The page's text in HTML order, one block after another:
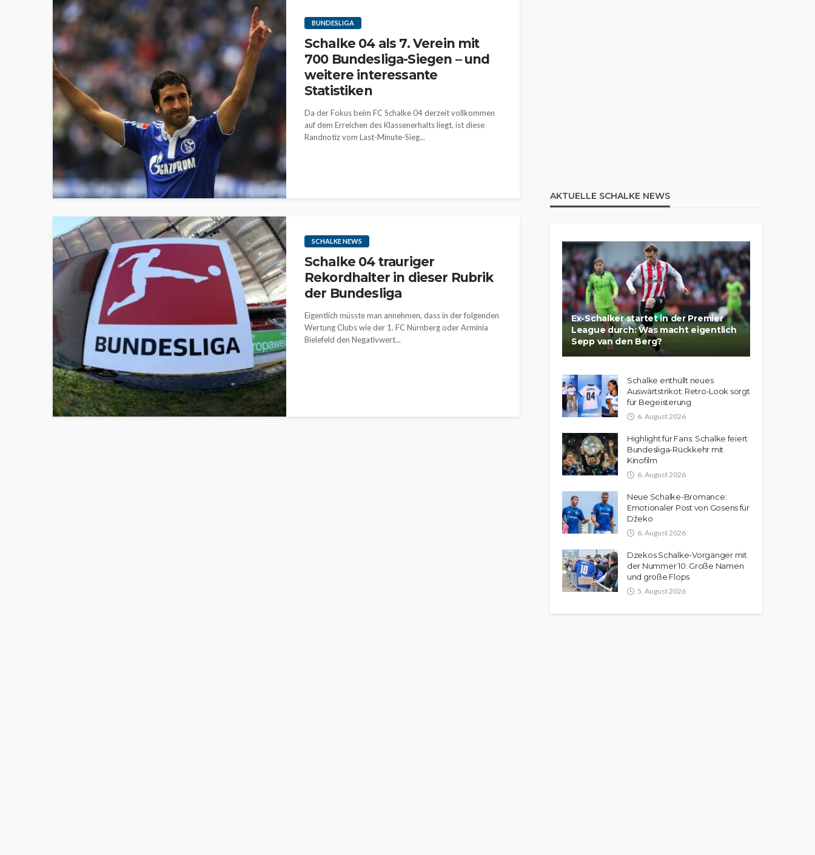
BUNDESLIGA
Schalke 04 als 7. Verein mit
700 Bundesliga-Siegen – und
weitere interessante
Statistiken
Da der Fokus beim FC Schalke 04 derzeit vollkommen
auf dem Erreichen des Klassenerhalts liegt, ist diese
Randnotiz vom Last-Minute-Sieg...
SCHALKE NEWS
Schalke 04 trauriger
Rekordhalter in dieser Rubrik
der Bundesliga
Eigentlich müsste man annehmen, dass in der folgenden
Wertung Clubs wie der 1. FC Nürnberg oder Arminia
Bielefeld den Negativwert...
AKTUELLE SCHALKE NEWS
Ex-Schalker startet in der Premier
League durch: Was macht eigentlich
Sepp van den Berg?
Schalke enthüllt neues
Auswärtstrikot: Retro-Look sorgt
für Begeisterung
6. August 2026
Highlight für Fans: Schalke feiert
Bundesliga-Rückkehr mit
Kinofilm
6. August 2026
Neue Schalke-Bromance:
Emotionaler Post von Gosens für
Džeko
6. August 2026
Dzekos Schalke-Vorgänger mit
der Nummer 10: Große Namen
und große Flops
5. August 2026